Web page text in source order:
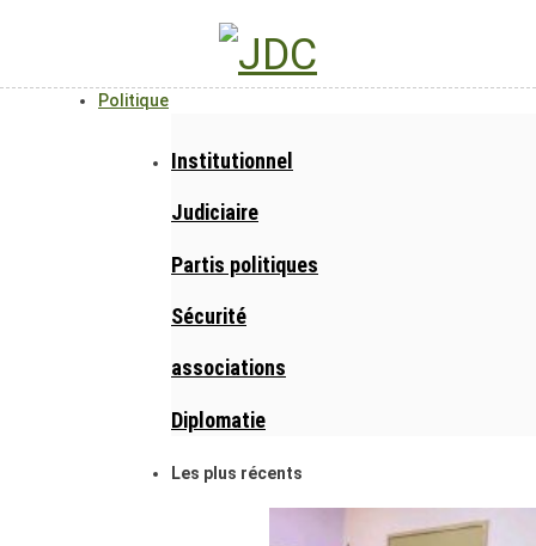
Politique
Institutionnel
Judiciaire
Partis politiques
Sécurité
associations
Diplomatie
Les plus récents